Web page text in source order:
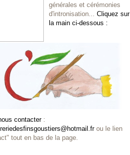
générales et cérémonies
d'intronisation... Cliquez sur
la main ci-dessous :
contacter:
ou le lien
tout en bas de la page.